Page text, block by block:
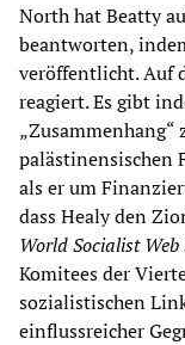
North hat Beatty
beantworten,
veröffentlicht. Auf
reagiert. Es gibt
palästinensischen
als er um
dass Healy den
World Socialist Web
Komitees der
sozialistischen
einflussreicher